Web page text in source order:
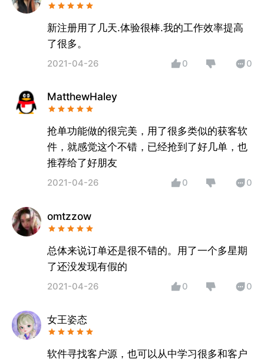
新注册用了几天.体验很棒.我的工作效率提高
了很多。
2021-04-26 0 0
MatthewHaley
抢单功能做的很完美，用了很多类似的获客软
件，就感觉这个不错，已经抢到了好几单，也
推荐给了好朋友
2021-04-26 0 0
omtzzow
总体来说订单还是很不错的。用了一个多星期
了还没发现有假的
2021-04-26 0 0
女王姿态
软件寻找客户源，也可以从中学习很多和客户